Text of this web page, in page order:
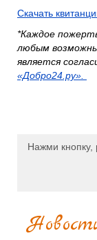
Скачать
*Каждое
любым
является
«Добро24.ру».
Нажми кнопку,